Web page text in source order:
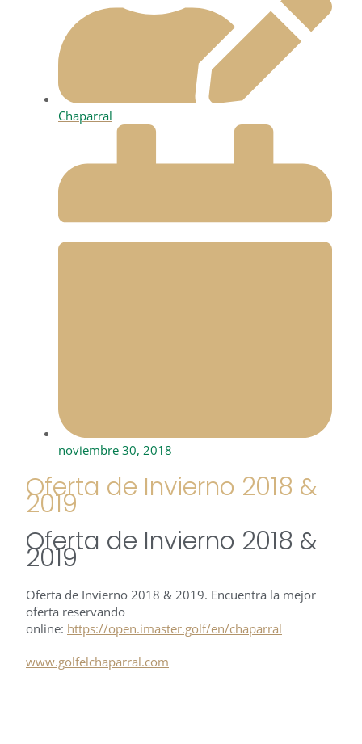
Chaparral
noviembre 30, 2018
Oferta de Invierno 2018 &
2019
Oferta de Invierno 2018 &
2019
Oferta de Invierno 2018 & 2019. Encuentra la mejor
oferta reservando
online: https://open.imaster.golf/en/chaparral
www.golfelchaparral.com